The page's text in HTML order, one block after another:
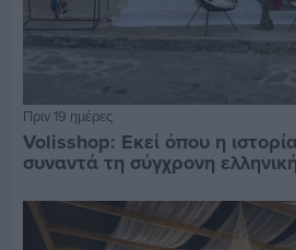
Πριν 19 ημέρες
Volisshop: Εκεί όπου η
συναντά τη σύγχρονη